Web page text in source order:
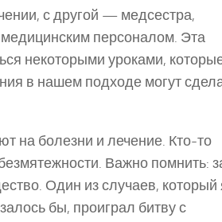
с другой — медсестра,
медицинским персоналом. Эта
некоторыми уроками,
в нашем подходе могут
на болезни и лечение. Кто-то
Важно помнить:
Один из случаев, который
бы, проиграл битву с